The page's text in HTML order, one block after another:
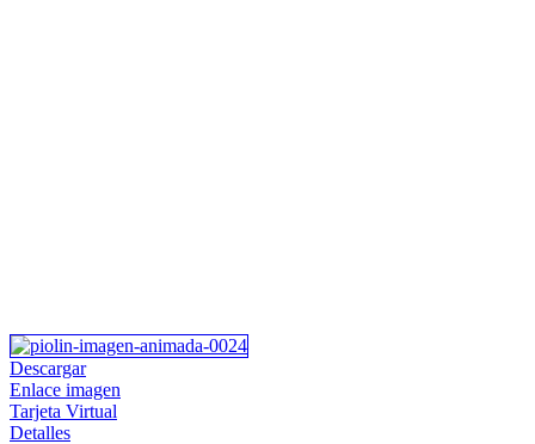
Descargar
Enlace imagen
Tarjeta Virtual
Detalles